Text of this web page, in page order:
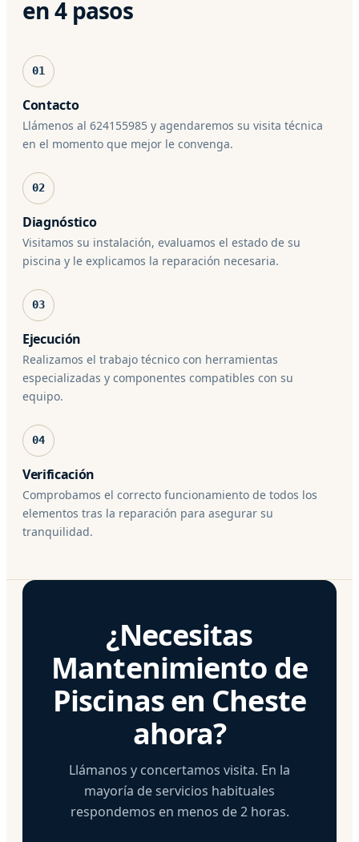
en 4 pasos
01
Contacto
Llámenos al 624155985 y agendaremos su visita técnica
en el momento que mejor le convenga.
02
Diagnóstico
Visitamos su instalación, evaluamos el estado de su
piscina y le explicamos la reparación necesaria.
03
Ejecución
Realizamos el trabajo técnico con herramientas
especializadas y componentes compatibles con su
equipo.
04
Verificación
Comprobamos el correcto funcionamiento de todos los
elementos tras la reparación para asegurar su
tranquilidad.
¿Necesitas
Mantenimiento de
Piscinas en Cheste
ahora?
Llámanos y concertamos visita. En la
mayoría de servicios habituales
respondemos en menos de 2 horas.